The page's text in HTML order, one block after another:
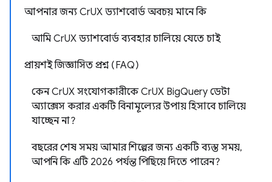
আপনার জন্য CrUX ড্যাশবোর্ড অবচয় মানে কি
আমি CrUX ড্যাশবোর্ড ব্যবহার চালিয়ে যেতে চাই
প্রায়শই জিজ্ঞাসিত প্রশ্ন (FAQ)
কেন CrUX সংযোগকারীকে CrUX BigQuery ডেটা
অ্যাক্সেস করার একটি বিনামূল্যের উপায় হিসাবে চালিয়ে
যাচ্ছেন না?
বছরের শেষ সময় আমার শিল্পের জন্য একটি ব্যস্ত সময়,
আপনি কি এটি 2026 পর্যন্ত পিছিয়ে দিতে পারেন?